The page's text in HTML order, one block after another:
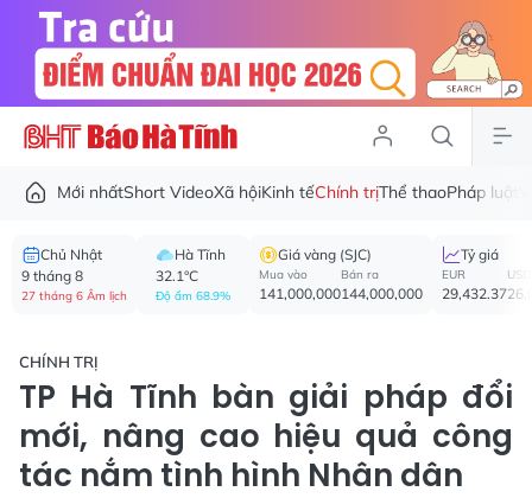
Mới nhấtShort VideoXã hộiKinh tếChính trịThể thaoPháp luật
Chủ Nhật
9 tháng 8
27 tháng 6 Âm lịch
Hà Tĩnh
32.1°C
Độ ẩm 68.9%
Giá vàng (SJC)
Mua vào
141,000,000
Bán ra
144,000,000
Tỷ giá
EUR
29,432.37
USD
CHÍNH TRỊ
TP Hà Tĩnh bàn giải pháp đổi
mới, nâng cao hiệu quả công
tác nắm tình hình Nhân dân